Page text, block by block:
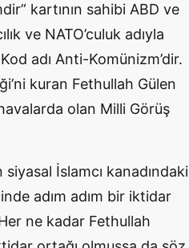
kartının sahibi ABD ve
ve NATO’culuk adıyla
adı Anti-Komünizm’dir.
kuran Fethullah Gülen
olan Milli Görüş
İslamcı kanadındaki
adım adım bir iktidar
ne kadar Fethullah